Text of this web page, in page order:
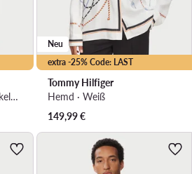
Kleid für den Alltag · Dunkelblau
extra -25% Code: LAST
Neu
Tommy Hilfiger
Hemd · Weiß
149,99€